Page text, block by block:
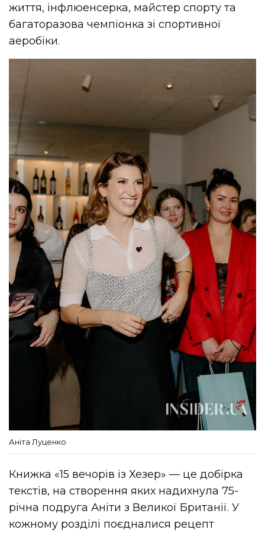
життя, інфлюенсерка, майстер спорту та
багаторазова чемпіонка зі спортивної
аеробіки.
Аніта Луценко
Книжка «15 вечорів із Хезер» — це добірка
текстів, на створення яких надихнула 75-
річна подруга Аніти з Великої Британії. У
кожному розділі поєдналися рецепт